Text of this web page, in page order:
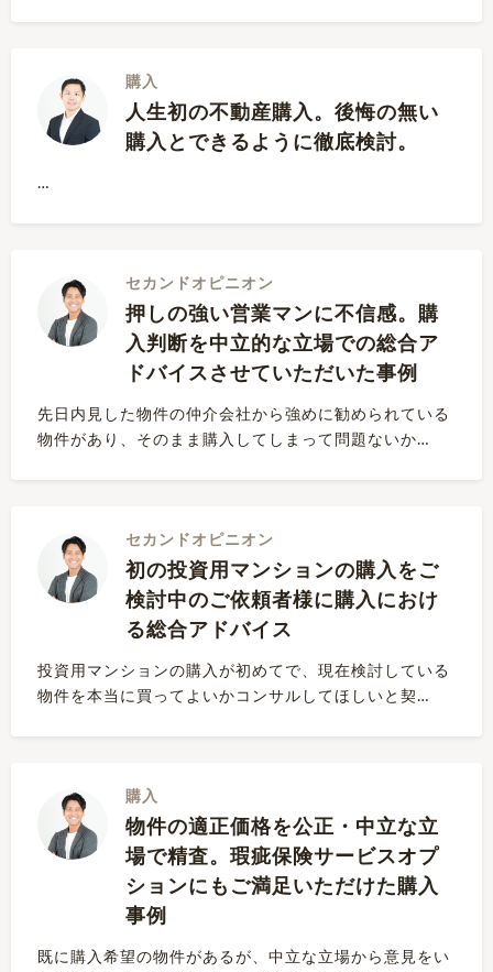
購入
人生初の不動産購入。後悔の無い
購入とできるように徹底検討。
…
セカンドオピニオン
押しの強い営業マンに不信感。購
入判断を中立的な立場での総合ア
ドバイスさせていただいた事例
先日内見した物件の仲介会社から強めに勧められている
物件があり、そのまま購入してしまって問題ないか…
セカンドオピニオン
初の投資用マンションの購入をご
検討中のご依頼者様に購入におけ
る総合アドバイス
投資用マンションの購入が初めてで、現在検討している
物件を本当に買ってよいかコンサルしてほしいと契…
購入
物件の適正価格を公正・中立な立
場で精査。瑕疵保険サービスオプ
ションにもご満足いただけた購入
事例
既に購入希望の物件があるが、中立な立場から意見をい